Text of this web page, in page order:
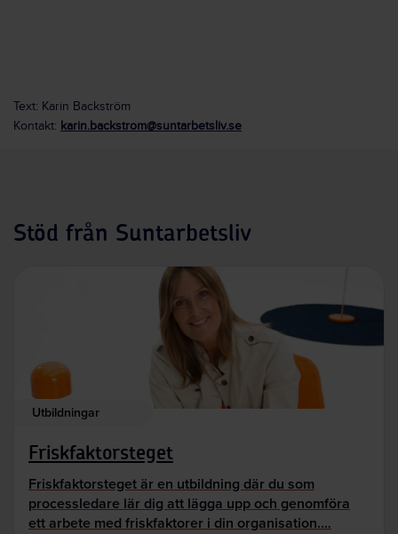
Text: Karin Backström
Kontakt: karin.backstrom@suntarbetsliv.se
Stöd från Suntarbetsliv
Utbildningar
Friskfaktorsteget
Friskfaktorsteget är en utbildning där du som
processledare lär dig att lägga upp och genomföra
ett arbete med friskfaktorer i din organisation.…